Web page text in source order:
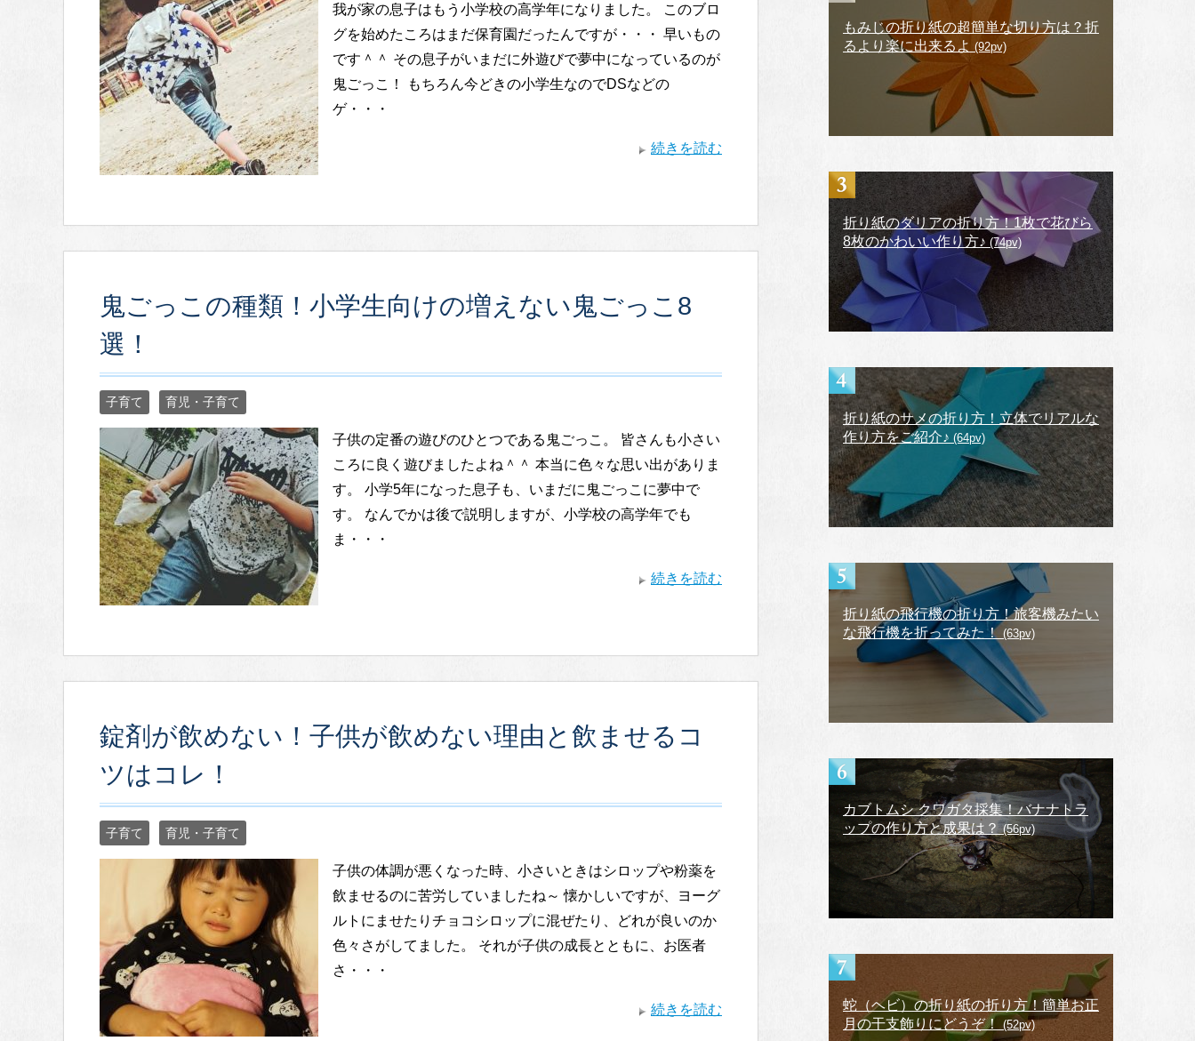
我が家の息子はもう小学校の高学年になりました。 このブロ
グを始めたころはまだ保育園だったんですが・・・ 早いもの
です＾＾ その息子がいまだに外遊びで夢中になっているのが
鬼ごっこ！ もちろん今どきの小学生なのでDSなどの
ゲ・・・
続きを読む
鬼ごっこの種類！小学生向けの増えない鬼ごっこ8
選！
子育て 育児・子育て
子供の定番の遊びのひとつである鬼ごっこ。 皆さんも小さい
ころに良く遊びましたよね＾＾ 本当に色々な思い出がありま
す。 小学5年になった息子も、いまだに鬼ごっこに夢中で
す。 なんでかは後で説明しますが、小学校の高学年でも
ま・・・
続きを読む
錠剤が飲めない！子供が飲めない理由と飲ませるコ
ツはコレ！
子育て 育児・子育て
子供の体調が悪くなった時、小さいときはシロップや粉薬を
飲ませるのに苦労していましたね～ 懐かしいですが、ヨーグ
ルトにませたりチョコシロップに混ぜたり、どれが良いのか
色々さがしてました。 それが子供の成長とともに、お医者
さ・・・
続きを読む
もみじの折り紙の超簡単な切り方は？折
るより楽に出来るよ (92pv)
折り紙のダリアの折り方！1枚で花びら
8枚のかわいい作り方♪ (74pv)
折り紙のサメの折り方！立体でリアルな
作り方をご紹介♪ (64pv)
折り紙の飛行機の折り方！旅客機みたい
な飛行機を折ってみた！ (63pv)
カブトムシ クワガタ採集！バナナトラ
ップの作り方と成果は？ (56pv)
蛇（ヘビ）の折り紙の折り方！簡単お正
月の干支飾りにどうぞ！ (52pv)